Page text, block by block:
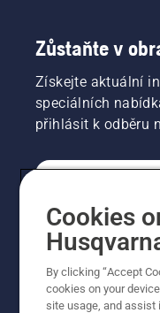
Zůstaňte v
Získejte aktuální
speciálních
přihlásit k odběru
Cookies
By clicking “Accept
cookies on your
site usage, and